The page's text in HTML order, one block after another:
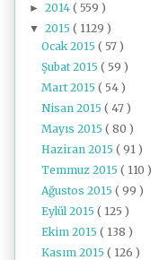
► 2014 ( 559 )
▼ 2015 ( 1129 )
Ocak 2015( 57 )
Şubat 2015( 59 )
Mart 2015( 54 )
Nisan 2015( 47 )
Mayıs 2015( 80 )
Haziran 2015( 91 )
Temmuz 2015( 110 )
Ağustos 2015( 99 )
Eylül 2015( 125 )
Ekim 2015( 138 )
Kasım 2015( 126 )